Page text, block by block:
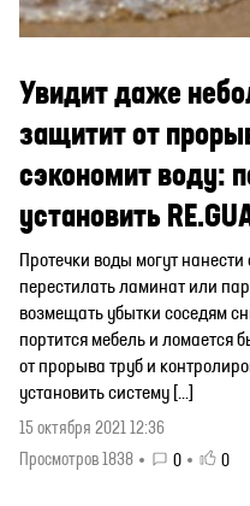
Увидит даже
защитит от
сэкономит воду:
установить
Протечки воды могут
перестилать ламинат или
возмещать убытки соседям
портится мебель и ломается
от прорыва труб и
установить систему […]
15 октября 2021 12:36
Просмотров 1838
0 0